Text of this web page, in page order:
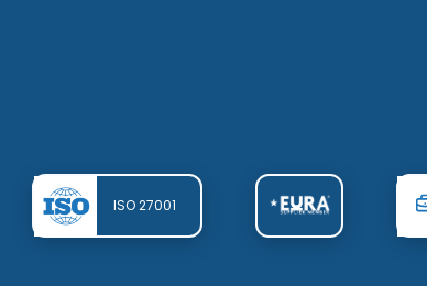
ISO 27001